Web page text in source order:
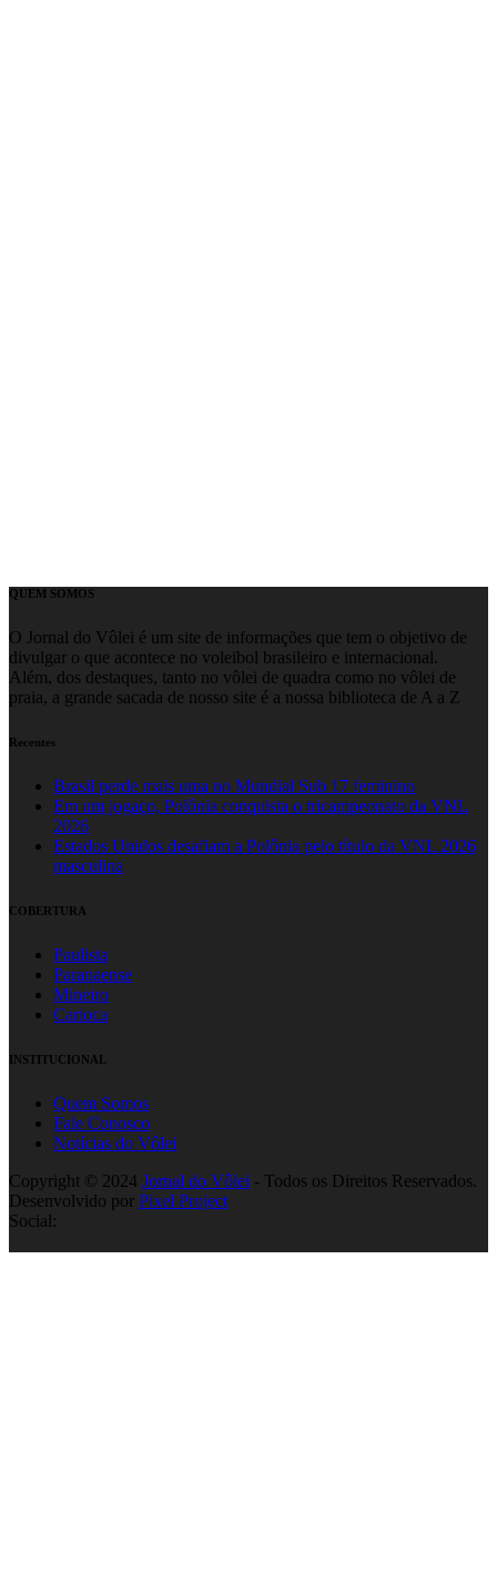
QUEM SOMOS
O Jornal do Vôlei é um site de informações que tem o objetivo de
divulgar o que acontece no voleibol brasileiro e internacional.
Além, dos destaques, tanto no vôlei de quadra como no vôlei de
praia, a grande sacada de nosso site é a nossa biblioteca de A a Z
Recentes
Brasil perde mais uma no Mundial Sub 17 feminino
Em um jogaço, Polônia conquista o tricampeonato da VNL
2026
Estados Unidos desafiam a Polônia pelo título da VNL 2026
masculina
COBERTURA
Paulista
Paranaense
Mineiro
Carioca
INSTITUCIONAL
Quem Somos
Fale Conosco
Notícias do Vôlei
Copyright © 2024 Jornal do Vôlei - Todos os Direitos Reservados.
Desenvolvido por Pixel Project
Social: